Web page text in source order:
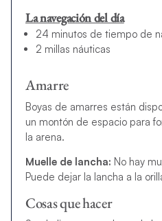
La navegación del día
24 minutos de tiempo de
2 millas náuticas
Amarre
Boyas de amarres están
un montón de espacio para
la arena.
Muelle de lancha: No hay
Puede dejar la lancha a la
Cosas que hacer